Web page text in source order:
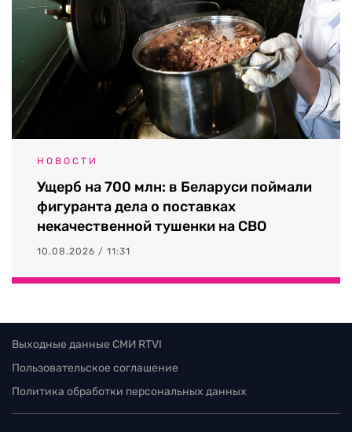
НОВОСТИ
Ущерб на 700 млн: в Беларуси поймали
фигуранта дела о поставках
некачественной тушенки на СВО
10.08.2026 / 11:31
Выходные данные СМИ RTVI
Пользовательское соглашение
Политика обработки персональных данных